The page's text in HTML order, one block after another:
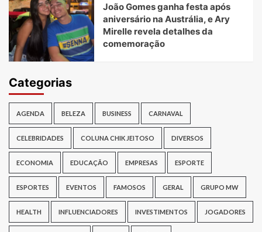
João Gomes ganha festa após
aniversário na Austrália, e Ary
Mirelle revela detalhes da
comemoração
Categorias
AGENDA BELEZA BUSINESS CARNAVAL
CELEBRIDADES COLUNA CHIK JEITOSO DIVERSOS
ECONOMIA EDUCAÇÃO EMPRESAS ESPORTE
ESPORTES EVENTOS FAMOSOS GERAL GRUPO MW
HEALTH INFLUENCIADORES INVESTIMENTOS JOGADORES